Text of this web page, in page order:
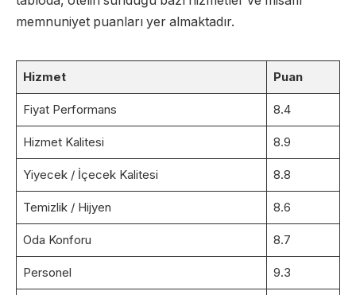
memnuniyet puanları yer almaktadır.
Hizmet Puan
Fiyat Performans 8.4
Hizmet Kalitesi 8.9
Yiyecek / İçecek Kalitesi 8.8
Temizlik / Hijyen 8.6
Oda Konforu 8.7
Personel 9.3